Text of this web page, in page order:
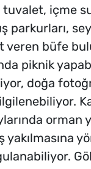
tuvalet, içme
parkurları,
veren büfe
piknik
doğa
orman
yakılmasına